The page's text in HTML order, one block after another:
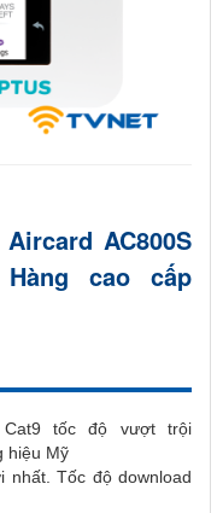
AC800S
cao cấp
Cat9 tốc độ vượt trội
hiệu Mỹ
nhất. Tốc độ download